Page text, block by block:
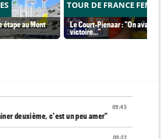
étape au Mont
TOUR DE FRANCE
Le Court-Pienaar : "On avait
victoire..."
09:45
deuxième, c'est un peu amer"
09:22